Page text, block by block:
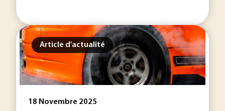
Article d'actualité
18 Novembre 2025